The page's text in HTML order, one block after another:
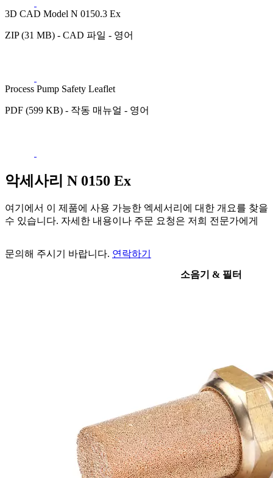
3D CAD Model N 0150.3 Ex
ZIP (31 MB) - CAD 파일 - 영어
Process Pump Safety Leaflet
PDF (599 KB) - 작동 매뉴얼 - 영어
악세사리 N 0150 Ex
여기에서 이 제품에 사용 가능한 엑세서리에 대한 개요를 찾을
수 있습니다. 자세한 내용이나 주문 요청은 저희 전문가에게
문의해 주시기 바랍니다. 연락하기
소음기 & 필터